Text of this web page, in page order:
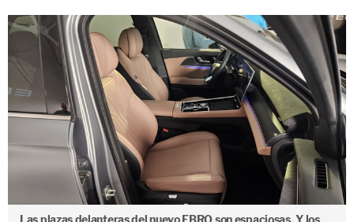
Las plazas delanteras del nuevo EBRO son espaciosas. Y los